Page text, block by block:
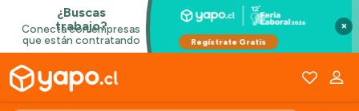
×
Kilómetros 0 - 250000+